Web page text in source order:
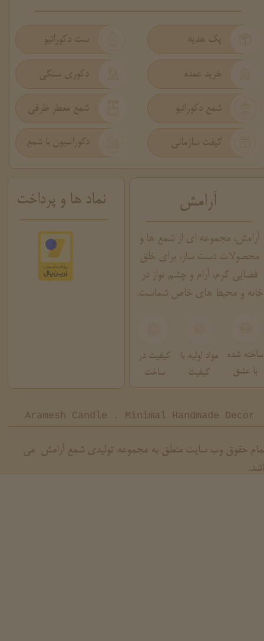
حقوق وب سایت متعلق به مجموعه تولیدی شمع آرامش می
شمع معطر ظرفی
گیفت سازمانی دکوراسیون با شمع
شمع دکوراتیو
دکوری سنگی
پک هدیه ست دکوراتیو
خرید عمده
نماد ها و پرداخت آرامش
آرامش، مجموعه ای از شمع ها و
محصولات دست ساز، برای خلق
فضایی گرم، آرام و چشم نواز در
خانه و محیط های خاص شماست.
ساخته شده
با عشق
مواد اولیه با
کیفیت
کیفیت در
ساخت
Aramesh Candle . Minimal Handmade Decor